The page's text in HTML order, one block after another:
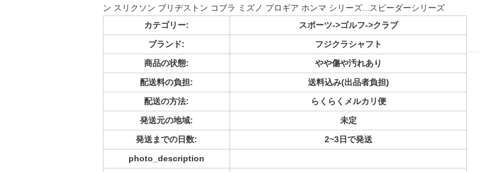
ン スリクソン ブリヂストン コブラ ミズノ プロギア ホンマ シリーズ...スピーダーシリーズ
カテゴリー:
スポーツ->ゴルフ->クラブ
ブランド:
フジクラシャフト
商品の状態:
やや傷や汚れあり
配送料の負担:
送料込み(出品者負担)
配送の方法:
らくらくメルカリ便
発送元の地域:
未定
発送までの日数:
2~3日で発送
photo_description